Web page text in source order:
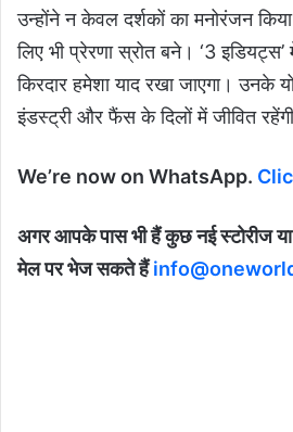
उन्होंने न केवल दर्शकों का मनोरंजन
लिए भी प्रेरणा स्रोत बने। ‘3
किरदार हमेशा याद रखा जाएगा। उनके
इंडस्ट्री और फैंस के दिलों में जीवित
We’re now on WhatsApp.
अगर आपके पास भी हैं कुछ नई स्टोरीज
मेल पर भेज सकते हैं